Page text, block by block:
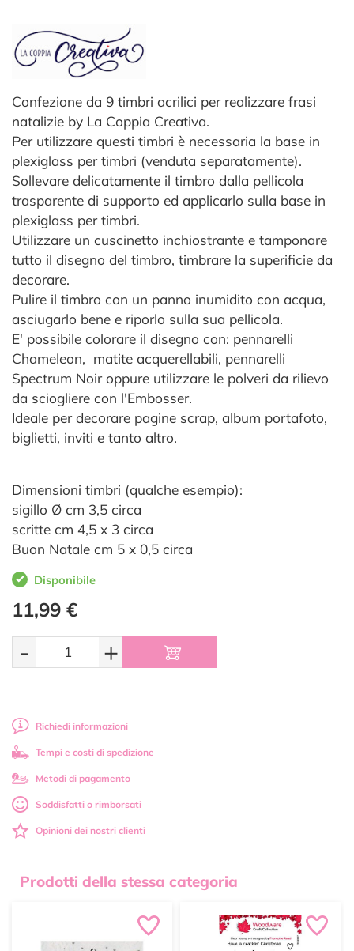
Confezione da 9 timbri acrilici per realizzare frasi
natalizie by La Coppia Creativa.
Per utilizzare questi timbri è necessaria la base in
plexiglass per timbri (venduta separatamente).
Sollevare delicatamente il timbro dalla pellicola
trasparente di supporto ed applicarlo sulla base in
plexiglass per timbri.
Utilizzare un cuscinetto inchiostrante e tamponare
tutto il disegno del timbro, timbrare la superificie da
decorare.
Pulire il timbro con un panno inumidito con acqua,
asciugarlo bene e riporlo sulla sua pellicola.
E' possibile colorare il disegno con: pennarelli
Chameleon, matite acquerellabili, pennarelli
Spectrum Noir oppure utilizzare le polveri da rilievo
da sciogliere con l'Embosser.
Ideale per decorare pagine scrap, album portafoto,
biglietti, inviti e tanto altro.
Dimensioni timbri (qualche esempio):
sigillo Ø cm 3,5 circa
scritte cm 4,5 x 3 circa
Buon Natale cm 5 x 0,5 circa
Disponibile
11,99 €
- +
Richiedi informazioni
Tempi e costi di spedizione
Metodi di pagamento
Soddisfatti o rimborsati
Opinioni dei nostri clienti
Prodotti della stessa categoria